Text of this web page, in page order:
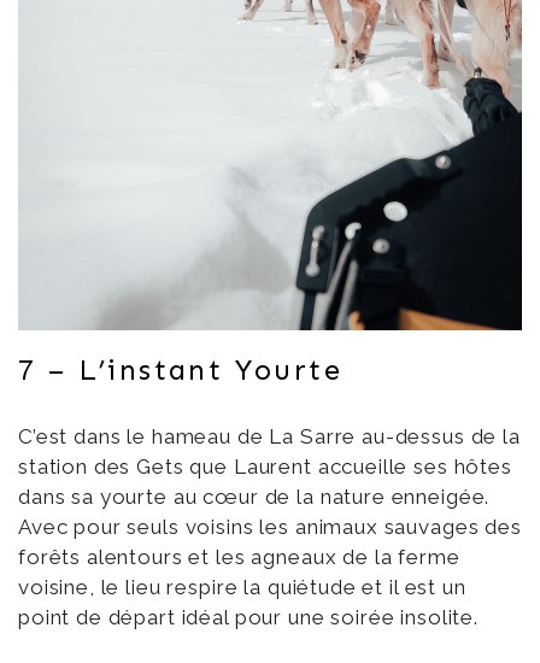
7 – L’instant Yourte
C’est dans le hameau de La Sarre au-dessus de la
station des Gets que Laurent accueille ses hôtes
dans sa yourte au cœur de la nature enneigée.
Avec pour seuls voisins les animaux sauvages des
forêts alentours et les agneaux de la ferme
voisine, le lieu respire la quiétude et il est un
point de départ idéal pour une soirée insolite.